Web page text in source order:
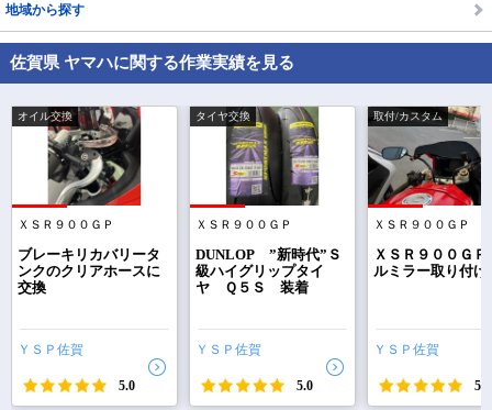
地域から探す
佐賀県 ヤマハに関する作業実績を見る
オイル交換
ＸＳＲ９００ＧＰ
ブレーキリカバリータ
ンクのクリアホースに
交換
ＹＳＰ佐賀
5.0
タイヤ交換
ＸＳＲ９００ＧＰ
DUNLOP ”新時代”Ｓ
級ハイグリップタイ
ヤ Ｑ５Ｓ 装着
ＹＳＰ佐賀
5.0
取付/カスタム
ＸＳＲ９００ＧＰ
ＸＳＲ９００ＧＰ
ルミラー取り付け
ＹＳＰ佐賀
5.0
相場をチェック！
車種選択するだけ、かんたん相場検索
まずはメーカーを選択する
車種